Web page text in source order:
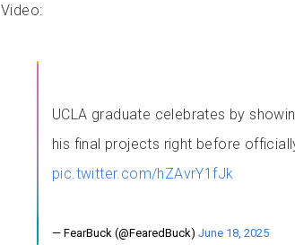
Video:
UCLA graduate celebrates by
his final projects right before
pic.twitter.com/hZAvrY1fJk
— FearBuck (@FearedBuck) June 18, 2025